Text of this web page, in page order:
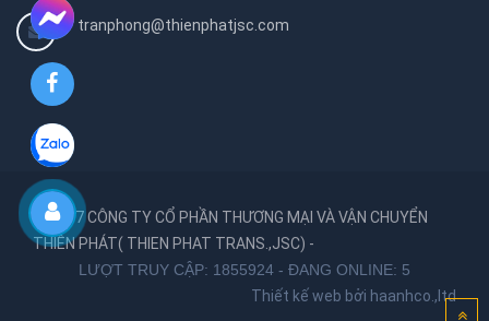
tranphong@thienphatjsc.com
© 2017 CÔNG TY CỔ PHẦN THƯƠNG MẠI VÀ VẬN CHUYỂN
THIÊN PHÁT( THIEN PHAT TRANS.,JSC) -
LƯỢT TRUY CẬP: 1855924 - ĐANG ONLINE: 5
Thiết kế web bởi haanhco.,ltd